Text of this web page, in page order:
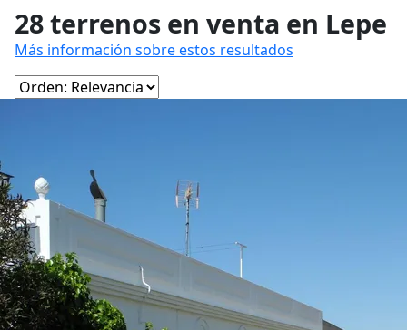
28 terrenos en venta en Lepe
Más información sobre estos resultados